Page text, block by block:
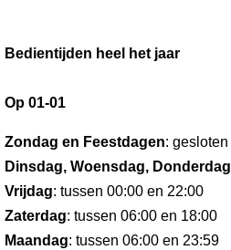
Bedientijden heel het jaar
Op 01-01
Zondag en Feestdagen: gesloten
Dinsdag, Woensdag, Donderdag
Vrijdag: tussen 00:00 en 22:00
Zaterdag: tussen 06:00 en 18:00
Maandag: tussen 06:00 en 23:59